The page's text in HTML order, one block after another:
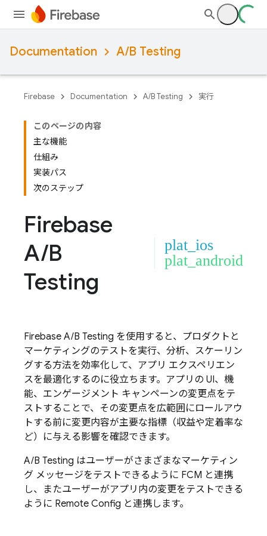
Documentation A/B Testing
Firebase Documentation A/B Testing 実行
このページの内容
主な機能
仕組み
実装パス
次のステップ
Firebase
A/B
Testing
plat_ios
plat_android
Firebase A/B Testing を使用すると、プロダクトと
マーケティングのテストを実行、分析、スケーリン
グする方法を効率化して、アプリ エクスペリエン
スを最適化するのに役立ちます。アプリの UI、機
能、エンゲージメント キャンペーンの変更点をテ
ストすることで、その変更点を広範囲にロールアウ
トする前に変更内容が主要な指標（収益や定着率な
ど）に与える影響を確認できます。
A/B Testing はユーザーがさまざまなマーケティン
グ メッセージをテストできるように FCM と連携
し、またユーザーがアプリ内の変更をテストできる
ように Remote Config と連携します。